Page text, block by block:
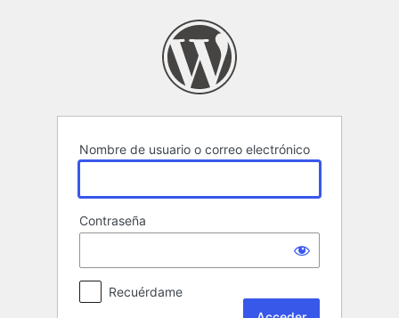
Nombre de usuario o correo electrónico
Contraseña
Recuérdame